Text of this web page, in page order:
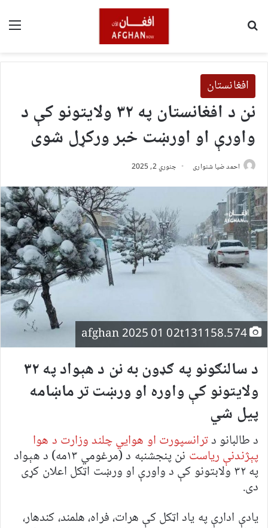
افغانستان
نن د افغانستان په ۳۲ ولایتونو کې د
واورې او اورښت خبر ورکړل شوی
احمد ضیا شنواری جنوري 2, 2025
afghan 2025 01 02t131158.574
د سالنګونو په ګډون به نن د هېواد په ۳۲
ولایتونو کې واوره او ورښت تر ماښامه
پیل شي
د طالبانو دترانسپورت او هوایي چلند وزارت د هوا
پېژندنې ریاست نن پنجشنبه د (مرغومي ۱۳مه) د هېواد
په ۳۲ ولابتونو کې د واورې او ورښت اټکل اعلان کړی
دی.
یادې ادارې په یاد اټکل کې هرات، فراه، هلمند، کندهار،